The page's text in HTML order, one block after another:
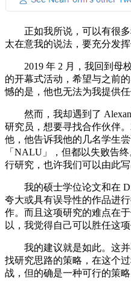
正如我所说，可以有很多
太在意我的说法，要充分发挥
2019 年 2 月，我回到母校
的开幕式活动，希望与之前
憾的是，他也无法为我提供任
然而，我却遇到了
研究员，想要寻找合作伙伴
他，他告诉我他的几名学生
「NALU」，但都以失败告
行研究，也许我们可以由此写
我的硕士学位论文和在
夸大或具有误导性的作品进
作。而且这项研究的难点在
以，我觉得自己可以胜任这项
我的建议就是如此。这并
找研究思路的策略，在这个
战，但的确是一种可行的策略